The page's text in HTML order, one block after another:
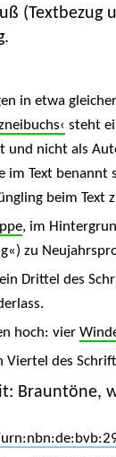
(Textbezug
in etwa
steht
und nicht als
im Text
beim Text
, im
zu
Drittel des
hoch: vier
des
Brauntöne,